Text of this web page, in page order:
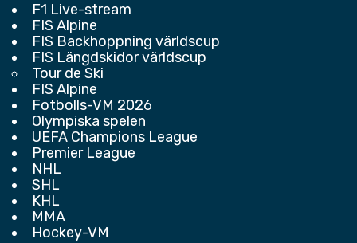
F1 Live-stream
FIS Alpine
FIS Backhoppning världscup
FIS Längdskidor världscup
Tour de Ski
FIS Alpine
Fotbolls-VM 2026
Olympiska spelen
UEFA Champions League
Premier League
NHL
SHL
KHL
MMA
Hockey-VM